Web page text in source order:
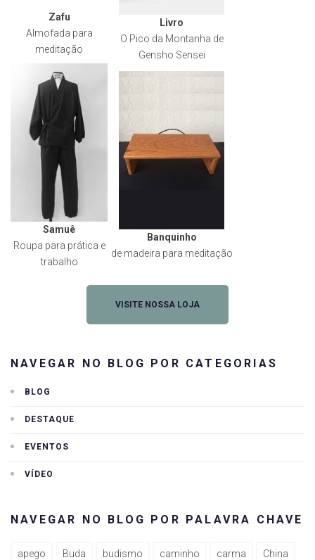
Zafu
Almofada para
meditação
Livro
O Pico da Montanha de
Gensho Sensei
Samuê
Roupa para prática e
trabalho
Banquinho
de madeira para meditação
VISITE NOSSA LOJA
NAVEGAR NO BLOG POR CATEGORIAS
BLOG
DESTAQUE
EVENTOS
VÍDEO
NAVEGAR NO BLOG POR PALAVRA CHAVE
apego Buda budismo caminho carma China